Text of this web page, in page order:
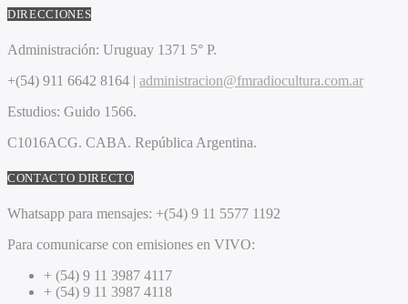
DIRECCIONES
Administración: Uruguay 1371 5° P.
+(54) 911 6642 8164 | administracion@fmradiocultura.com.ar
Estudios: Guido 1566.
C1016ACG. CABA. República Argentina.
CONTACTO DIRECTO
Whatsapp para mensajes: +(54) 9 11 5577 1192
Para comunicarse con emisiones en VIVO:
+ (54) 9 11 3987 4117
+ (54) 9 11 3987 4118